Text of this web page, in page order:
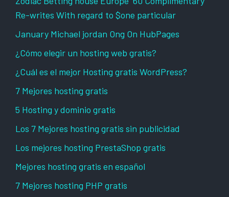
Re-writes With regard to $one particular
January Michael jordan Ong On HubPages
¿Cómo elegir un hosting web gratis?
¿Cuál es el mejor Hosting gratis WordPress?
7 Mejores hosting gratis
5 Hosting y dominio gratis
Los 7 Mejores hosting gratis sin publicidad
Los mejores hosting PrestaShop gratis
Mejores hosting gratis en español
7 Mejores hosting PHP gratis